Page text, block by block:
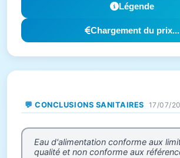
Légende
Chargement du prix...
💬 CONCLUSIONS SANITAIRES 17/07/
Eau d'alimentation conforme aux
qualité et non conforme aux